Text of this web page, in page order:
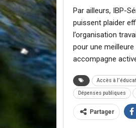
Par ailleurs, IBP-
puissent plaider
l’organisation
pour une
accompagne
Accès à
Dépenses publiques
Partager